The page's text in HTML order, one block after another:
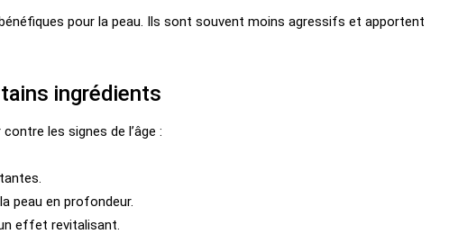
pour la peau. Ils sont souvent moins agressifs et apportent
ingrédients
les signes de l’âge :
peau en profondeur.
effet revitalisant.